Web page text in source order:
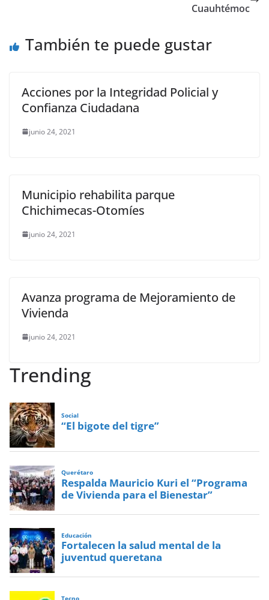
k
Cuauhtémoc
También te puede gustar
Acciones por la Integridad Policial y
Confianza Ciudadana
junio 24, 2021
Municipio rehabilita parque
Chichimecas-Otomíes
junio 24, 2021
Avanza programa de Mejoramiento de
Vivienda
junio 24, 2021
Trending
Social
“El bigote del tigre”
Querétaro
Respalda Mauricio Kuri el “Programa
de Vivienda para el Bienestar”
Educación
Fortalecen la salud mental de la
juventud queretana
Tecno